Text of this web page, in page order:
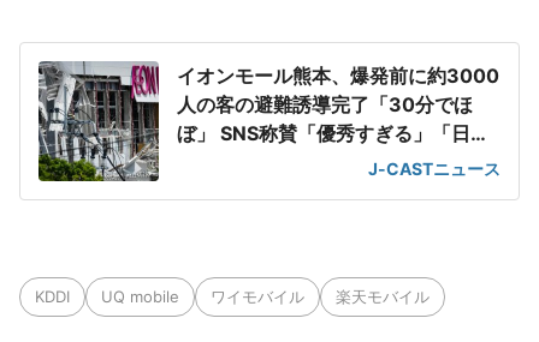
イオンモール熊本、爆発前に約3000
人の客の避難誘導完了「30分でほ
ぼ」 SNS称賛「優秀すぎる」「日頃
J-CASTニュース
KDDI UQ mobile ワイモバイル 楽天モバイル